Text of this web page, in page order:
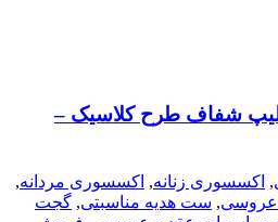
شفاف طرح کلاسیک –
, اکسسوری زنانه, اکسسوری مردانه,
عروسی, ست هدیه مناسبتی, گجت